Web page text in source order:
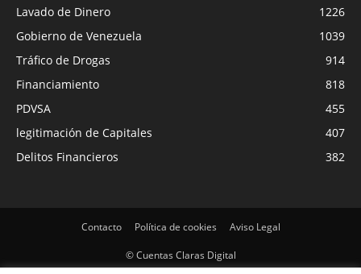
Lavado de Dinero
1226
Gobierno de Venezuela
1039
Tráfico de Drogas
914
Financiamiento
818
PDVSA
455
legitimación de Capitales
407
Delitos Financieros
382
Contacto Política de cookies Aviso Legal
© Cuentas Claras Digital